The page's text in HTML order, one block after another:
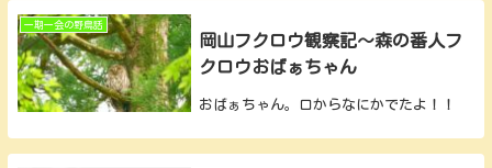
一期一会の野鳥話
岡山フクロウ観察記～森の番人フ
クロウおばぁちゃん
おばぁちゃん。口からなにかでたよ！！